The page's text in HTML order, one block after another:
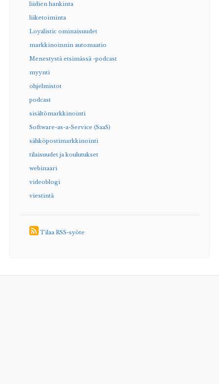
liidien hankinta
liiketoiminta
Loyalistic ominaisuudet
markkinoinnin automaatio
Menestystä etsimässä -podcast
myynti
ohjelmistot
podcast
sisältömarkkinointi
Software-as-a-Service (SaaS)
sähköpostimarkkinointi
tilaisuudet ja koulutukset
webinaari
videoblogi
viestintä
Tilaa RSS-syöte